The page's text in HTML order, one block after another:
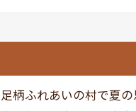
足柄ふれあいの村で夏